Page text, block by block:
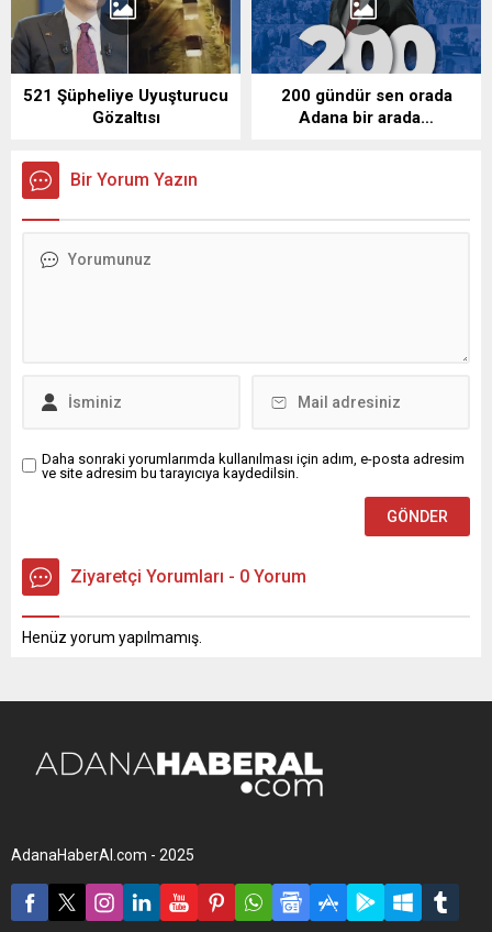
521 Şüpheliye Uyuşturucu
Gözaltısı
200 gündür sen orada
Adana bir arada…
Bir Yorum Yazın
Daha sonraki yorumlarımda kullanılması için adım, e-posta adresim
ve site adresim bu tarayıcıya kaydedilsin.
Ziyaretçi Yorumları - 0 Yorum
Henüz yorum yapılmamış.
AdanaHaberAl.com - 2025